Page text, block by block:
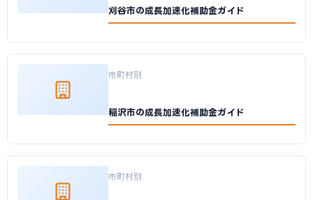
刈谷市の成長加速化補助金ガイド
市町村別
稲沢市の成長加速化補助金ガイド
市町村別